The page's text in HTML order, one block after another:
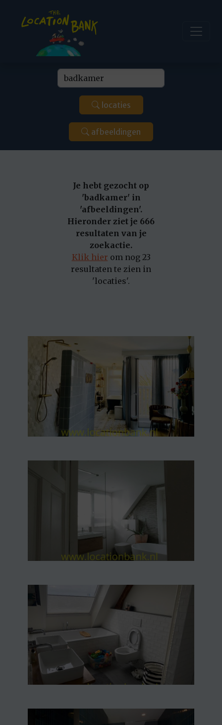
locaties
afbeeldingen
Je hebt gezocht op
'badkamer' in
'afbeeldingen'.
Hieronder ziet je 666
resultaten van je
zoekactie.
Klik hier om nog 23
resultaten te zien in
'locaties'.